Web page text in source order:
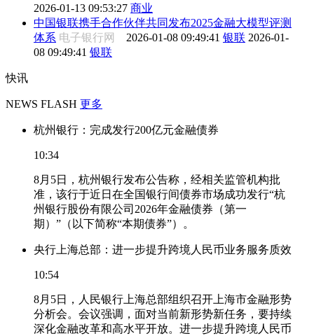
2026-01-13 09:53:27 商业
中国银联携手合作伙伴共同发布2025金融大模型评测
体系 电子银行网 2026-01-08 09:49:41 银联 2026-01-
08 09:49:41 银联
快讯
NEWS FLASH 更多
杭州银行：完成发行200亿元金融债券
10:34
8月5日，杭州银行发布公告称，经相关监管机构批
准，该行于近日在全国银行间债券市场成功发行“杭
州银行股份有限公司2026年金融债券（第一
期）”（以下简称“本期债券”）。
央行上海总部：进一步提升跨境人民币业务服务质效
10:54
8月5日，人民银行上海总部组织召开上海市金融形势
分析会。会议强调，面对当前新形势新任务，要持续
深化金融改革和高水平开放。进一步提升跨境人民币